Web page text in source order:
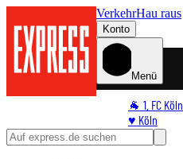
VerkehrHau raus
Konto
Menü
🐐 1. FC Köln
♥️ Köln
⭐ Promi